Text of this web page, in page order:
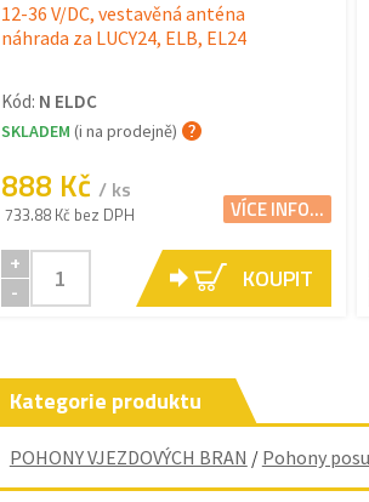
12-36 V/DC, vestavěná anténa
náhrada za LUCY24, ELB, EL24
Kód: N ELDC
SKLADEM (i na prodejně)
888 Kč / ks
733.88 Kč bez DPH VÍCE INFO...
+
-
KOUPIT
Kategorie produktu
POHONY VJEZDOVÝCH BRAN / Pohony